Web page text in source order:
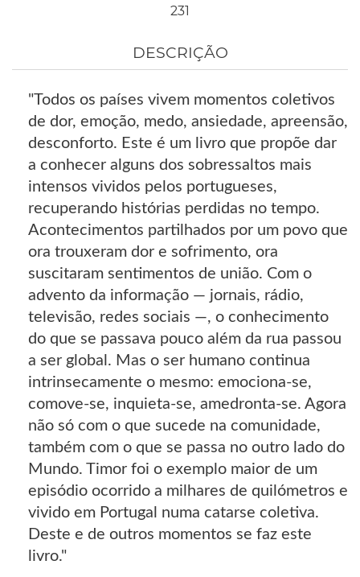
231
DESCRIÇÃO
"Todos os países vivem momentos coletivos
de dor, emoção, medo, ansiedade, apreensão,
desconforto. Este é um livro que propõe dar
a conhecer alguns dos sobressaltos mais
intensos vividos pelos portugueses,
recuperando histórias perdidas no tempo.
Acontecimentos partilhados por um povo que
ora trouxeram dor e sofrimento, ora
suscitaram sentimentos de união. Com o
advento da informação — jornais, rádio,
televisão, redes sociais —, o conhecimento
do que se passava pouco além da rua passou
a ser global. Mas o ser humano continua
intrinsecamente o mesmo: emociona-se,
comove-se, inquieta-se, amedronta-se. Agora
não só com o que sucede na comunidade,
também com o que se passa no outro lado do
Mundo. Timor foi o exemplo maior de um
episódio ocorrido a milhares de quilómetros e
vivido em Portugal numa catarse coletiva.
Deste e de outros momentos se faz este
livro."